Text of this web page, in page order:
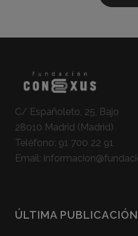
C/ Españoleto, 25, Bajo
28010 Madrid (Madrid)
Teléfono: 91 700 22 91
Email:
ÚLTIMA PUBLICACIÓN